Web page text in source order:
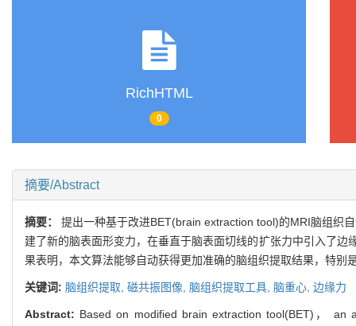
RichHTML
0
摘要/Abstract
摘要： 提出一种基于改进BET(brain extraction tool)的MRI脑组织
建了新的脑表面形变力，在垂直于脑表面切线的扩张力中引入了
果表明，本文算法能够自动获得更加准确的脑组织提取结果，特
关键词: 脑组织提取, 磁共振图像, 脑组织提取工具, 脑重心, 边缘力
Abstract: Based on modified brain extraction tool(BET)， an